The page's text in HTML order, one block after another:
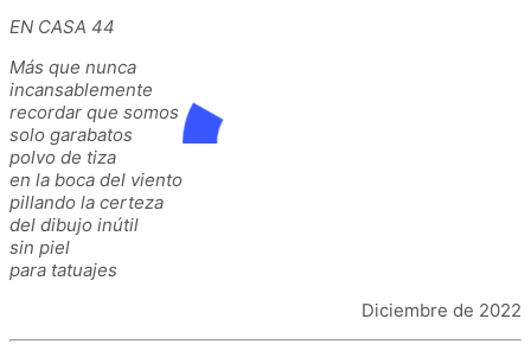
EN CASA 44
Más que nunca
incansablemente
recordar que somos
solo garabatos
polvo de tiza
en la boca del viento
pillando la certeza
del dibujo inútil
sin piel
para tatuajes
Diciembre de 2022